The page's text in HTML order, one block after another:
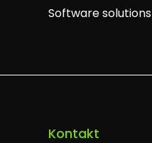
Software solutions
Kontakt